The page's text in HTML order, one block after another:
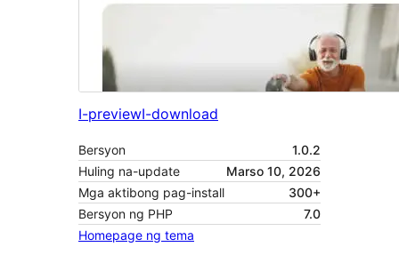
I-previewI-download
Bersyon
1.0.2
Huling na-update
Marso 10, 2026
Mga aktibong pag-install
300+
Bersyon ng PHP
7.0
Homepage ng tema